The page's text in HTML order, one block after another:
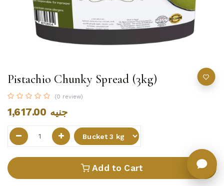
Pistachio Chunky Spread (3kg)
(0 review)
1,617.00 جنيه
Add to Cart